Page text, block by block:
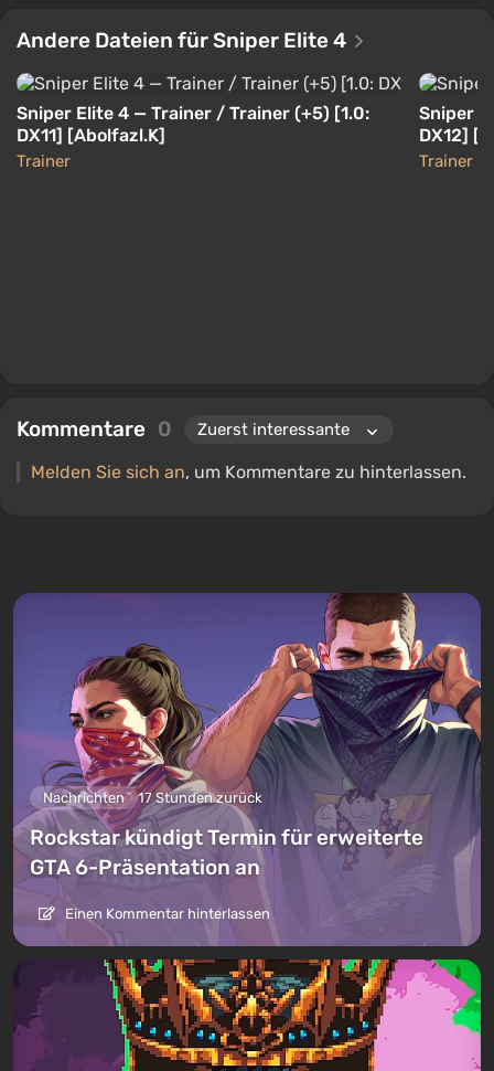
Andere Dateien für Sniper Elite 4
Sniper Elite 4 — Trainer / Trainer (+5) [1.0:
DX11] [Abolfazl.K]
Trainer
Sniper
DX12]
Trainer
Kommentare 0
Melden Sie sich an, um Kommentare zu hinterlassen.
Nachrichten 17 Stunden zurück
Rockstar kündigt Termin für erweiterte
GTA 6-Präsentation an
Einen Kommentar hinterlassen